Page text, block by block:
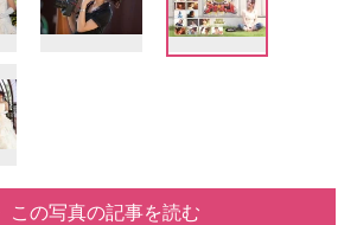
この写真の記事を読む